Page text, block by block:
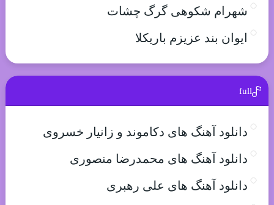
شهرام شکوهی گرگ چشات
ایوان بند عزیزم باریکلا
full
دانلود آهنگ های دکاموند و زانیار خسروی
دانلود آهنگ های محمدرضا منصوری
دانلود آهنگ های علی رهبری